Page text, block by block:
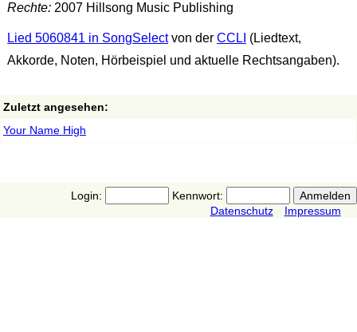
Rechte:2007 Hillsong Music Publishing
Lied 5060841 in SongSelectvon der CCLI (Liedtext,
Akkorde, Noten, Hörbeispiel und aktuelle Rechtsangaben).
Zuletzt angesehen:
Your Name High
Login:
Kennwort:
Datenschutz
Impressum